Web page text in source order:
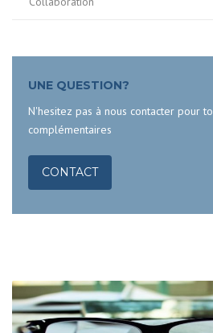
UNE QUESTION?
N'hesitez pas à nous contacter pour
complémentaires
CONTACT